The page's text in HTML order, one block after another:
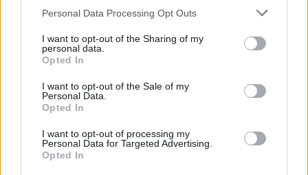
Personal Data Processing Opt Outs
I want to opt-out of the Sharing of my
personal data.
Opted In
I want to opt-out of the Sale of my
Personal Data.
Opted In
I want to opt-out of processing my
Personal Data for Targeted Advertising.
Opted In
μετατρέπονται σε απτά οφέλη για τους πολίτες. Η
συγκεκριμένη δράση συνδυάζει την κοινωνική
στήριξη με την ενεργειακή αναβάθμιση των
αποδοτικές λύσεις που βελτιώνουν την
καθημερινότητα των πολιτών και ενισχύουν την
ανθεκτικότητα της Αθήνας».
Δικαίωμα υποβολής αίτησης έχουν φυσικά